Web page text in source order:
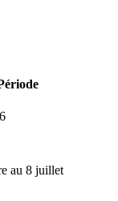
au 8 juillet